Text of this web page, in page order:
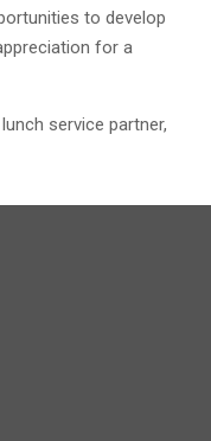
to develop
for a
service partner,